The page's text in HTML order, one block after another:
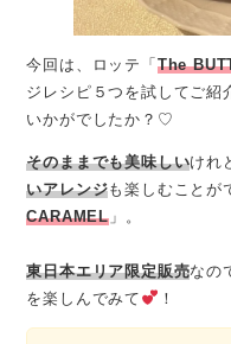
今回は、ロッテ 「 The
ジレシピ５つを試してご紹
いかがでしたか？♡
そのままでも美味しいけれ
いアレンジも楽しむことが
CARAMEL 」。
東日本エリア限定販売なの
を楽しんでみて
！